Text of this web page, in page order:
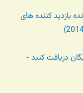
شمارنده بازدید کننده های
دریافت کنید -